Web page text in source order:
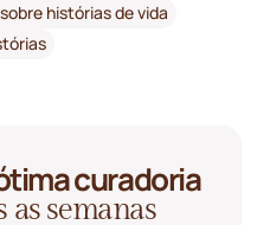
histórias de vida
curadoria
as semanas